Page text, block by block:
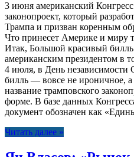
3 июня американский
законопроект, который
Трампа и призван коренным
Что принесет Америке и миру
Итак, Большой красивый
американским президентом в
4 июля, в День
билль — вовсе не ироничное,
название трамповского
форме. В базе данных
документ обозначен как
Читать далее »